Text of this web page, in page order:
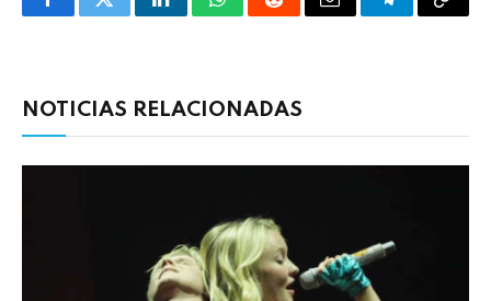
FacebookTwitterLinkedInWhatsAppRedditCorreoTelegrama
NOTICIAS RELACIONADAS